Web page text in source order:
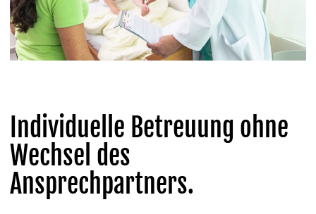
Individuelle Betreuung ohne
Wechsel des
Ansprechpartners.